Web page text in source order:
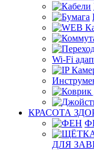
Wi-Fi
КРАСОТА
ДЛЯ